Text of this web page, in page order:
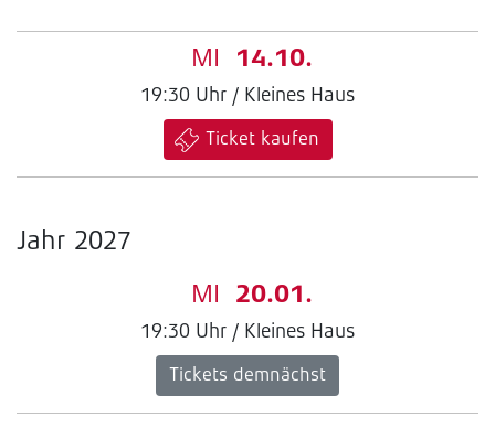
MI 14.10.
19:30 Uhr / Kleines Haus
Ticket kaufen
Jahr 2027
MI 20.01.
19:30 Uhr / Kleines Haus
Tickets demnächst